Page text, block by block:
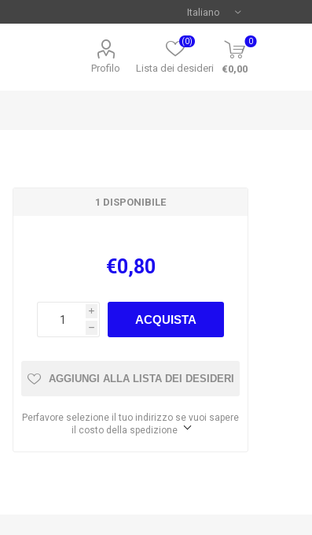
Profilo Lista dei desideri
(0) 0
€0,00
1 DISPONIBILE
€0,80
i
h
ACQUISTA
AGGIUNGI ALLA LISTA DEI DESIDERI
Perfavore selezione il tuo indirizzo se vuoi sapere
il costo della spedizione